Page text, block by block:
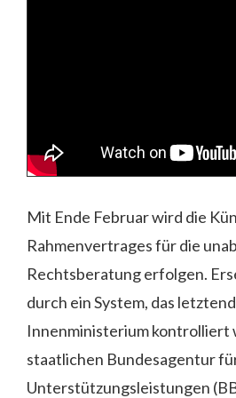
Mit Ende Februar wird die
Rahmenvertrages für die
Rechtsberatung erfolgen.
durch ein System, das
Innenministerium kontrolliert
staatlichen Bundesagentur
Unterstützungsleistungen